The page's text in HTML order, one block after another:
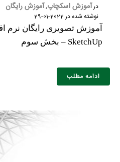
درآموزش اسکچاپ,آموزش رایگان
نوشته شده در2022-01-29
آموزش تصویری رایگان نرم
SketchUp – بخش سوم
ادامه مطلب